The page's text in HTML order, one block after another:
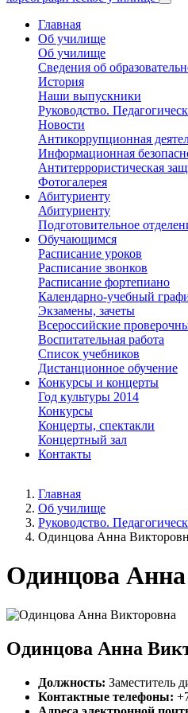
Главная
Об училище
Об училище
Сведения об
История
Наши выпускники
Руководство.
Новости
Антикоррупционная
Информационная
Антитеррористическая
Фотогалерея
Абитуриенту
Абитуриенту
Подготовительное
Обучающимся
Расписание уроков
Расписание звонков
Расписание фортепиано
Календарно-учебный
Экзамены, зачеты
Всероссийские
Воспитательная работа
Список учебников
Дистанционное обучение
Конкурсы и концерты
Год культуры 2014
Конкурсы
Концерты, спектакли
Концертный зал
Контакты
Главная
Об училище
Руководство.
Одинцова Анна
Одинцова
Одинцова Анна
Должность: Заместитель
Контактные телефоны: